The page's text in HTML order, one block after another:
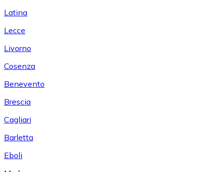
Latina
Lecce
Livorno
Cosenza
Benevento
Brescia
Cagliari
Barletta
Eboli